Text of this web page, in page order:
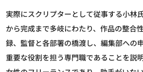
実際にスクリプターとして従事する小林
から完成まで多岐にわたり、作品の整合
録、監督と各部署の橋渡し、編集部への
重要な役割を担う専門職であることを説